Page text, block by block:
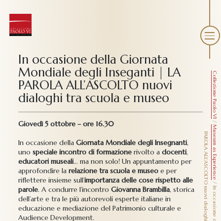
Collezione Paolo VI
/
Museum as Experience
/
In occasione della Giornata
Mondiale degli Inseganti | LA
PAROLA ALL’ASCOLTO nuovi
dialoghi tra scuola e museo
Giovedì 5 ottobre – ore 16.30
In occasione dellaGiornata Mondiale degli Insegnanti,
unospeciale incontro di formazione rivolto adocenti,
educatori museali… ma non solo! Un appuntamento per
approfondire larelazione tra scuola e museoe per
riflettere insieme sull’importanza delle cose rispetto alle
parole. A condurre l’incontroGiovanna Brambilla, storica
dell’arte e tra le più autorevoli esperte italiane in
educazione e mediazione del Patrimonio culturale e
Audience Development.